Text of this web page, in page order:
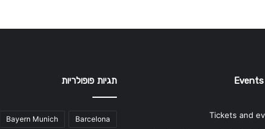
Tickets and
תגיות פופולריות
Barcelona
Bayern Munich